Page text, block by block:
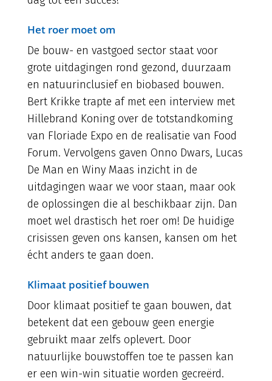
Het roer moet om
De bouw- en vastgoed sector staat voor
grote uitdagingen rond gezond, duurzaam
en natuurinclusief en biobased bouwen.
Bert Krikke trapte af met een interview met
Hillebrand Koning over de totstandkoming
van Floriade Expo en de realisatie van Food
Forum. Vervolgens gaven Onno Dwars, Lucas
De Man en Winy Maas inzicht in de
uitdagingen waar we voor staan, maar ook
de oplossingen die al beschikbaar zijn. Dan
moet wel drastisch het roer om! De huidige
crisissen geven ons kansen, kansen om het
écht anders te gaan doen.
Klimaat positief bouwen
Door klimaat positief te gaan bouwen, dat
betekent dat een gebouw geen energie
gebruikt maar zelfs oplevert. Door
natuurlijke bouwstoffen toe te passen kan
er een win-win situatie worden gecreërd.